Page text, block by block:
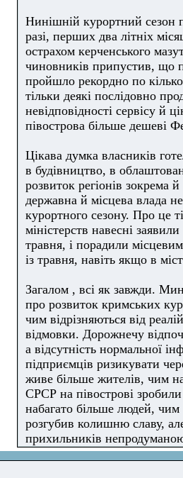
Нинішній курортний сезон
разі, перших два літніх
острахом керченського
чиновників припустив, що
пройшло рекордно по
тільки деякі послідовно
невідповідності сервісу й
півострова більше дешеві
Цікава думка власників
в будівництво, в
розвиток регіонів зокрема
державна й місцева влада
курортного сезону. Про це
міністерств навесні
травня, і порадили
із травня, навіть якщо в
Загалом , всі як завжди.
про розвиток кримських
чим відрізняються від
відмовки. Дорожнечу
а відсутність нормальної
підприємців ризикувати
живе більше жителів, чим
СРСР на півострові
набагато більше людей,
розгубив колишню славу,
прихильників